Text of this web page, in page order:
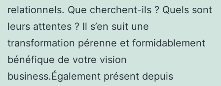
relationnels. Que cherchent-ils ? Quels sont
leurs attentes ? Il s’en suit une
transformation pérenne et formidablement
bénéfique de votre vision
business.Également présent depuis